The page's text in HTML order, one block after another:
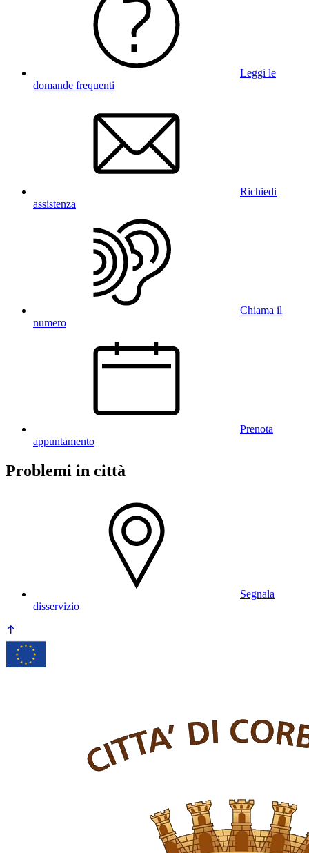
Leggi le
domande frequenti
Richiedi
assistenza
Chiama il
numero
Prenota
appuntamento
Problemi in città
Segnala
disservizio